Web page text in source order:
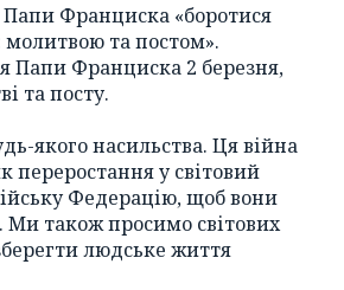
Франциска «боротися
та постом».
Папи Франциска 2 березня,
та посту.
якого насильства. Ця війна
у світовий
Федерацію, щоб вони
Ми також просимо світових
людське життя